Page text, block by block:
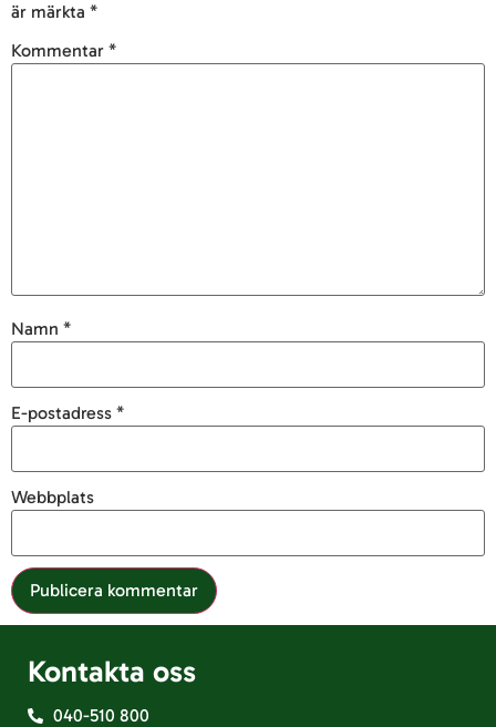
är märkta *
Kommentar *
Namn *
E-postadress *
Webbplats
Kontakta oss
040-510 800